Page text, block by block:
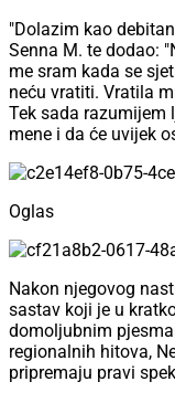
"Dolazim kao
Senna M. te dodao:
me sram kada se
neću vratiti. Vratila
Tek sada razumijem
mene i da će uvijek
Oglas
Nakon njegovog
sastav koji je u
domoljubnim
regionalnih hitova,
pripremaju pravi